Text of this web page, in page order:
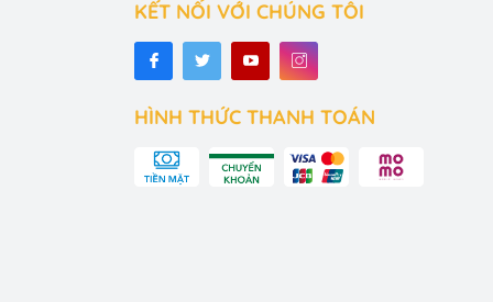
sẽ kích
không
trong
các nhân
bé tương
KẾT NỐI VỚI CHÚNG TÔI
HÌNH THỨC THANH TOÁN